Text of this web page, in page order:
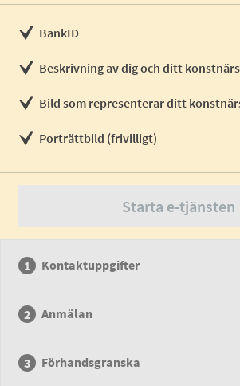
BankID
Beskrivning av dig och ditt
Bild som representerar ditt
Porträttbild (frivilligt)
Starta e-tjänsten
Kontaktuppgifter
Anmälan
Förhandsgranska